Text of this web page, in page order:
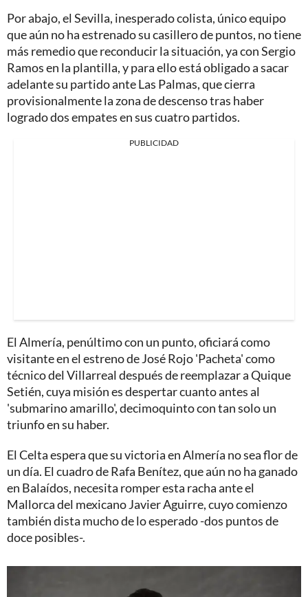
Por abajo, el Sevilla, inesperado colista, único equipo
que aún no ha estrenado su casillero de puntos, no tiene
más remedio que reconducir la situación, ya con Sergio
Ramos en la plantilla, y para ello está obligado a sacar
adelante su partido ante Las Palmas, que cierra
provisionalmente la zona de descenso tras haber
logrado dos empates en sus cuatro partidos.
PUBLICIDAD
El Almería, penúltimo con un punto, oficiará como
visitante en el estreno de José Rojo 'Pacheta' como
técnico del Villarreal después de reemplazar a Quique
Setién, cuya misión es despertar cuanto antes al
'submarino amarillo', decimoquinto con tan solo un
triunfo en su haber.
El Celta espera que su victoria en Almería no sea flor de
un día. El cuadro de Rafa Benítez, que aún no ha ganado
en Balaídos, necesita romper esta racha ante el
Mallorca del mexicano Javier Aguirre, cuyo comienzo
también dista mucho de lo esperado -dos puntos de
doce posibles-.